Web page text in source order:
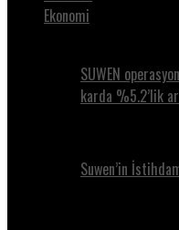
Ekonomi
SUWEN
karda %5.2’lik
Suwen’in